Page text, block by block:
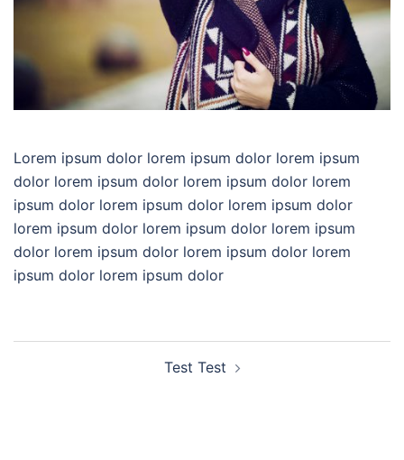
Lorem ipsum dolor lorem ipsum dolor lorem ipsum
dolor lorem ipsum dolor lorem ipsum dolor lorem
ipsum dolor lorem ipsum dolor lorem ipsum dolor
lorem ipsum dolor lorem ipsum dolor lorem ipsum
dolor lorem ipsum dolor lorem ipsum dolor lorem
ipsum dolor lorem ipsum dolor
Test Test